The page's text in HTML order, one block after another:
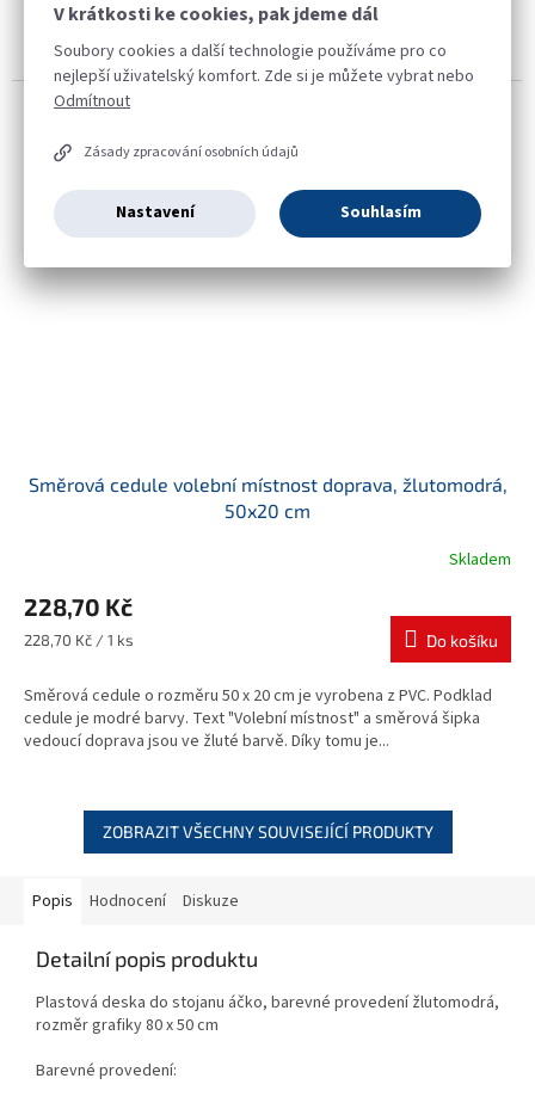
V krátkosti ke cookies, pak jdeme dál
Soubory cookies a další technologie používáme pro co
nejlepší uživatelský komfort. Zde si je můžete vybrat nebo
Odmítnout
Zásady zpracování osobních údajů
Nastavení Souhlasím
Směrová cedule o rozměru 50 x 20 cm je vyrobena z PVC. Podklad
vedoucí doleva jsou ve žluté barvě. Díky tomu je...
Směrová cedule volební místnost doprava, žlutomodrá,
50x20 cm
Skladem
228,70 Kč
Měrná
228,70 Kč / 1 ks Do košíku
Směrová cedule o rozměru 50 x 20 cm je vyrobena z PVC. Podklad
cedule je modré barvy. Text "Volební místnost" a směrová šipka
vedoucí doprava jsou ve žluté barvě. Díky tomu je...
ZOBRAZIT VŠECHNY SOUVISEJÍCÍ PRODUKTY
Popis Hodnocení Diskuze
Detailní popis produktu
Plastová deska do stojanu áčko, barevné provedení žlutomodrá,
rozměr grafiky 80 x 50 cm
Barevné provedení: